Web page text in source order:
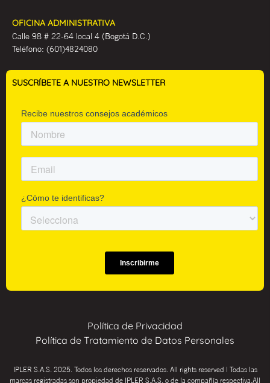
OFICINA ADMINISTRATIVA
Calle 98 # 22-64 local 4 (Bogotá D.C.)
Teléfono: (601)4824080
SUSCRÍBETE A NUESTRO NEWSLETTER
Política de Privacidad
Política de Tratamiento de Datos Personales
IPLER S.A.S. 2025. Todos los derechos reservados. All rights reserved | Todas las
marcas registradas son propiedad de IPLER S.A.S. o de la compañía respectiva.All